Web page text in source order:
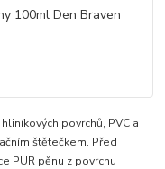
povrchů, PVC a
štětečkem. Před
PUR pěnu z povrchu